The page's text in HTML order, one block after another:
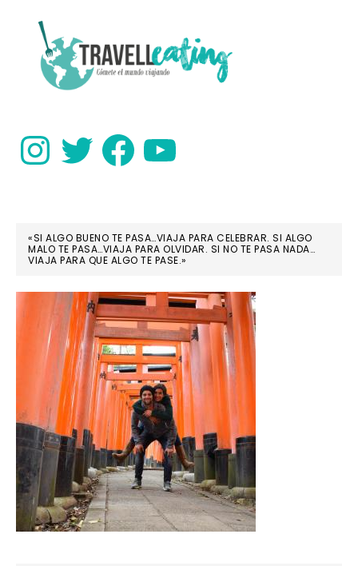
PRIMARY
SIDEBAR
InstagramTwitter FacebookYouTube
«SI ALGO BUENO TE PASA…VIAJA PARA CELEBRAR. SI ALGO
MALO TE PASA…VIAJA PARA OLVIDAR. SI NO TE PASA NADA…
VIAJA PARA QUE ALGO TE PASE.»